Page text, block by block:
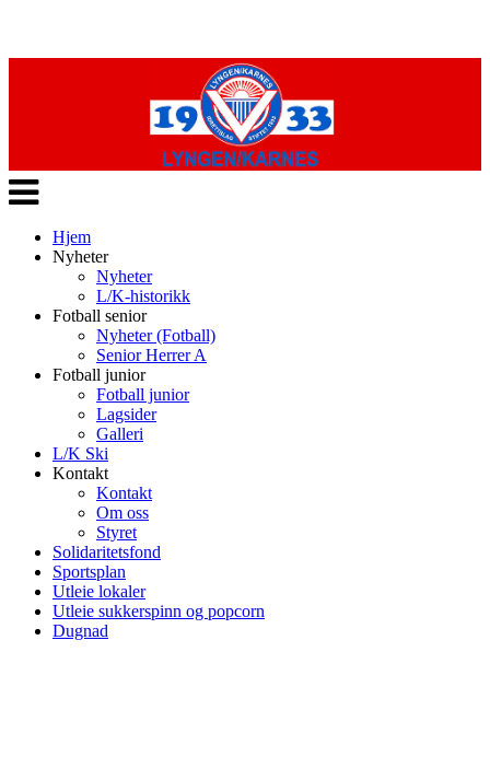
Veksle
navigasjon
Hjem
Nyheter
Nyheter
L/K-historikk
Fotball senior
Nyheter (Fotball)
Senior Herrer A
Fotball junior
Fotball junior
Lagsider
Galleri
L/K Ski
Kontakt
Kontakt
Om oss
Styret
Solidaritetsfond
Sportsplan
Utleie lokaler
Utleie sukkerspinn og popcorn
Dugnad